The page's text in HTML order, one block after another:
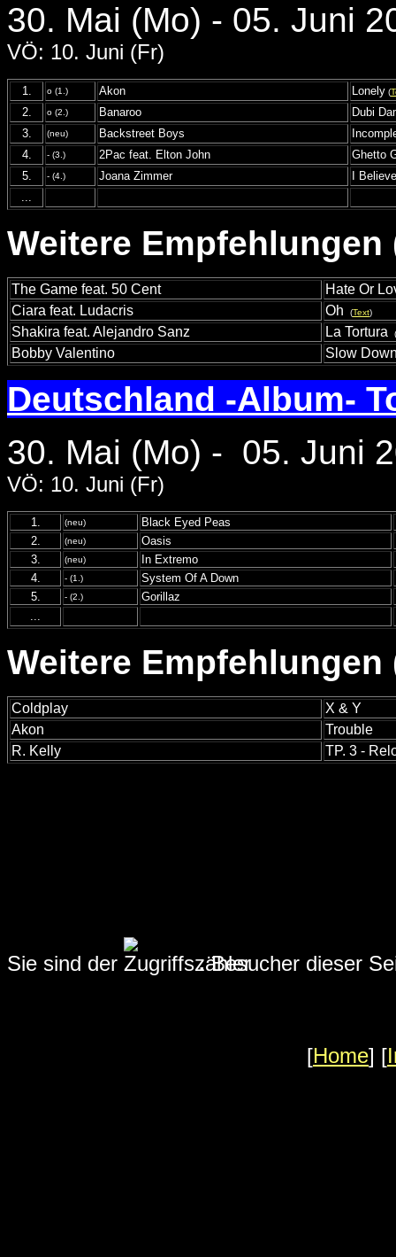
30. Mai (Mo) - 05. Juni
VÖ: 10. Juni (Fr)
1. o (1.) Akon Lonely (
2. o (2.) Banaroo
Dubi
3.
(neu) Backstreet Boys
4.
- (3.) 2Pac feat. Elton John
Ghetto
5.
- (4.) Joana Zimmer
I Believe
...
Weitere Empfehlungen
The Game feat. 50 Cent
Hate Or
Ciara feat. Ludacris
Oh (Text)
Shakira feat. Alejandro Sanz La Tortura (
Bobby Valentino Slow
Deutschland -Album-
30. Mai (Mo) - 05. Juni
VÖ: 10. Juni (Fr)
1. (neu) Black Eyed Peas
2.
(neu) Oasis
3.
(neu) In Extremo
4.
- (1.) System Of A Down
5.
- (2.) Gorillaz
...
Weitere Empfehlungen
Coldplay
X & Y
Akon
Trouble
R. Kelly
TP. 3 -
Sie sind der .Besucher dieser
[Home] [